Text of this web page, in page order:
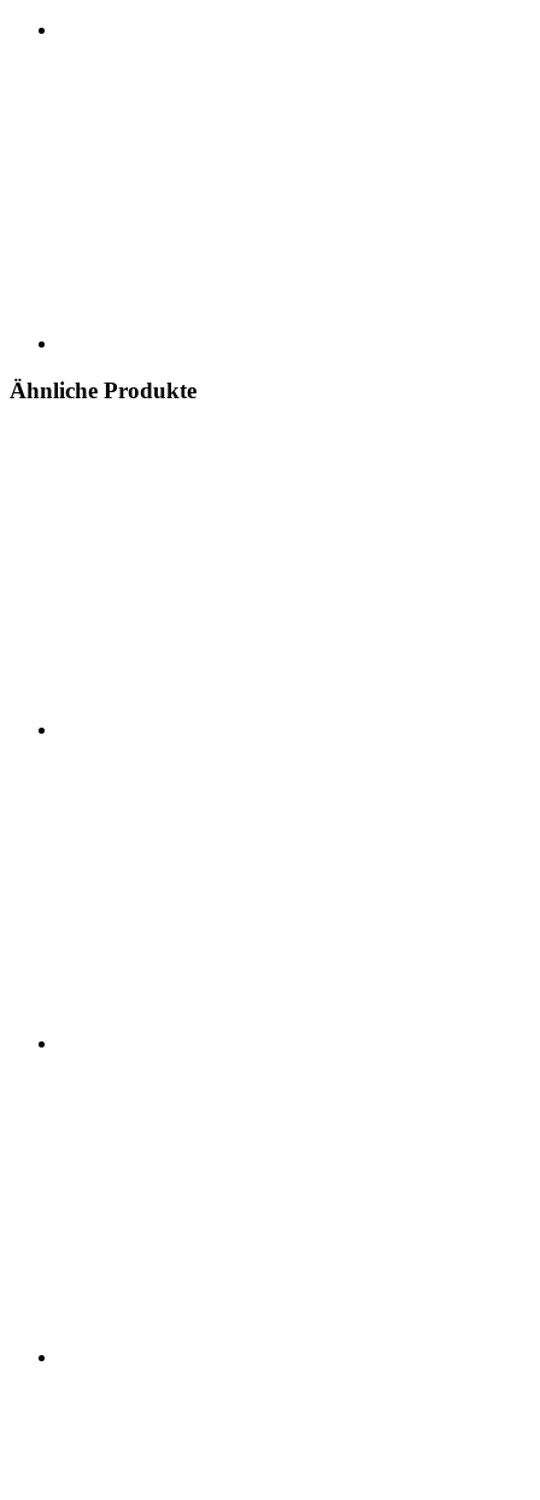
Ähnliche Produkte